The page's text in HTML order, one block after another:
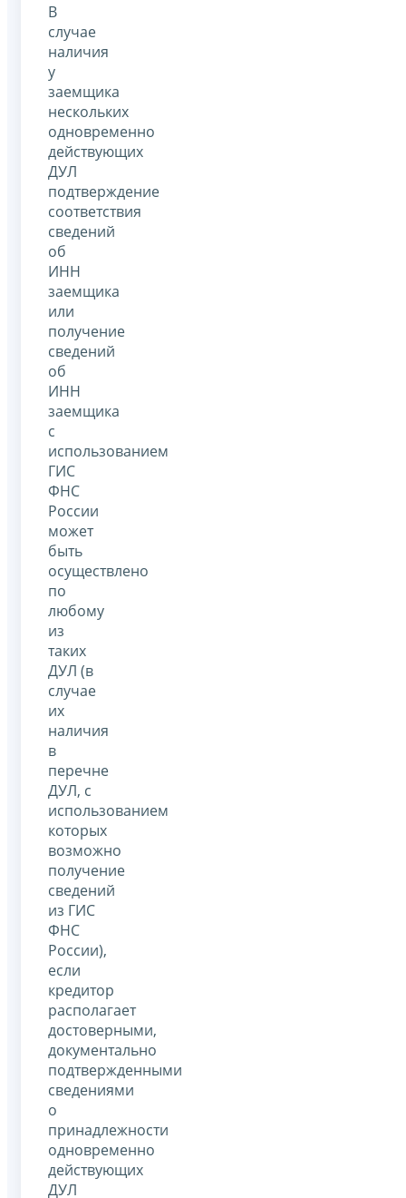
В
случае
наличия
у
заемщика
нескольких
одновременно
действующих
ДУЛ
подтверждение
соответствия
сведений
об
ИНН
заемщика
или
получение
сведений
об
ИНН
заемщика
с
использованием
ГИС
ФНС
России
может
быть
осуществлено
по
любому
из
таких
ДУЛ (в
случае
их
наличия
в
перечне
ДУЛ, с
использованием
которых
возможно
получение
сведений
из ГИС
ФНС
России),
если
кредитор
располагает
достоверными,
документально
подтвержденными
сведениями
о
принадлежности
одновременно
действующих
ДУЛ